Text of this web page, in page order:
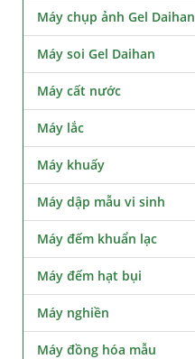
Máy chụp ảnh Gel Daihan
Máy soi Gel Daihan
Máy cất nước
Máy lắc
Máy khuấy
Máy dập mẫu vi sinh
Máy đếm khuẩn lạc
Máy đếm hạt bụi
Máy nghiền
Máy đồng hóa mẫu